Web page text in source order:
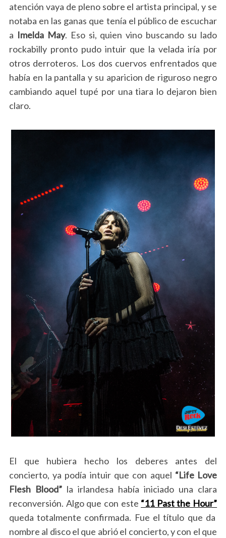
atención vaya de pleno sobre el artista principal, y se
notaba en las ganas que tenía el público de escuchar
a Imelda May. Eso si, quien vino buscando su lado
rockabilly pronto pudo intuir que la velada iría por
otros derroteros. Los dos cuervos enfrentados que
había en la pantalla y su aparicion de riguroso negro
cambiando aquel tupé por una tiara lo dejaron bien
claro.
El que hubiera hecho los deberes antes del
concierto, ya podía intuir que con aquel “Life Love
Flesh Blood” la irlandesa había iniciado una clara
reconversión. Algo que con este “11 Past the Hour”
queda totalmente confirmada. Fue el título que da
nombre al disco el que abrió el concierto, y con el que